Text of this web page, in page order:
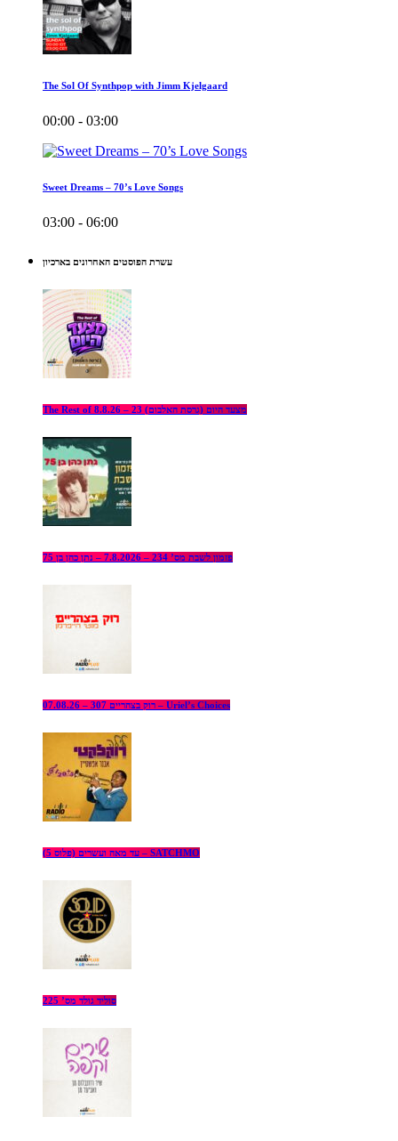
The Sol Of Synthpop with Jimm Kjelgaard
00:00 - 03:00
Sweet Dreams – 70’s Love Songs
03:00 - 06:00
עשרת הפוסטים האחרונים בארכיון
The Rest of מצעד היום (גרסת האלבום) 23 – 8.8.26
פזמון לשבת מס’ 234 – 7.8.2026 – נתן כהן בן 75
רוק בצהריים 307 – 07.08.26 – Uriel’s Choices
עד מאה ועשרים (פלוס 5) – SATCHMO
סוליד גולד מס’ 225